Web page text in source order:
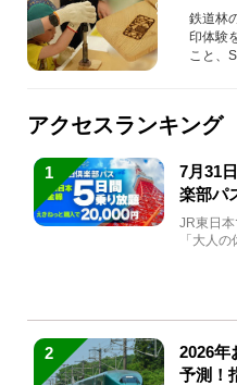
けの
か？
鉄道林
印体験
こと、
アクセスランキング
1
7月31
楽部パ
JR東日
「大人
2
2026年
予測！